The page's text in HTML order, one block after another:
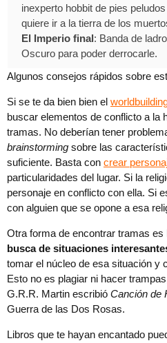
inexperto hobbit de pies
quiere ir a la tierra de los
El Imperio final: Banda de
Oscuro para poder derrocarle.
Algunos consejos rápidos sobre
Si se te da bien bien el
buscar elementos de conflicto a la
tramas. No deberían tener
brainstorming sobre las
suficiente. Basta con crear
particularidades del lugar. Si la
personaje en conflicto con ella. Si
con alguien que se opone a esa
Otra forma de encontrar tramas es
busca de situaciones
tomar el núcleo de esa situación y
Esto no es plagiar ni hacer
G.R.R. Martin escribió Canción de
Guerra de las Dos Rosas.
Libros que te hayan encantado